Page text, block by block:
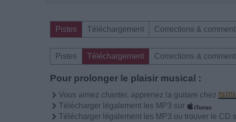
Pistes Téléchargement Corrections &
Pistes Téléchargement Corrections &
Pour prolonger le plaisir musical :
Vous aimez chanter, apprenez la guitare chez
Télécharger légalement les MP3 sur
Télécharger légalement les MP3 ou trouver le CD